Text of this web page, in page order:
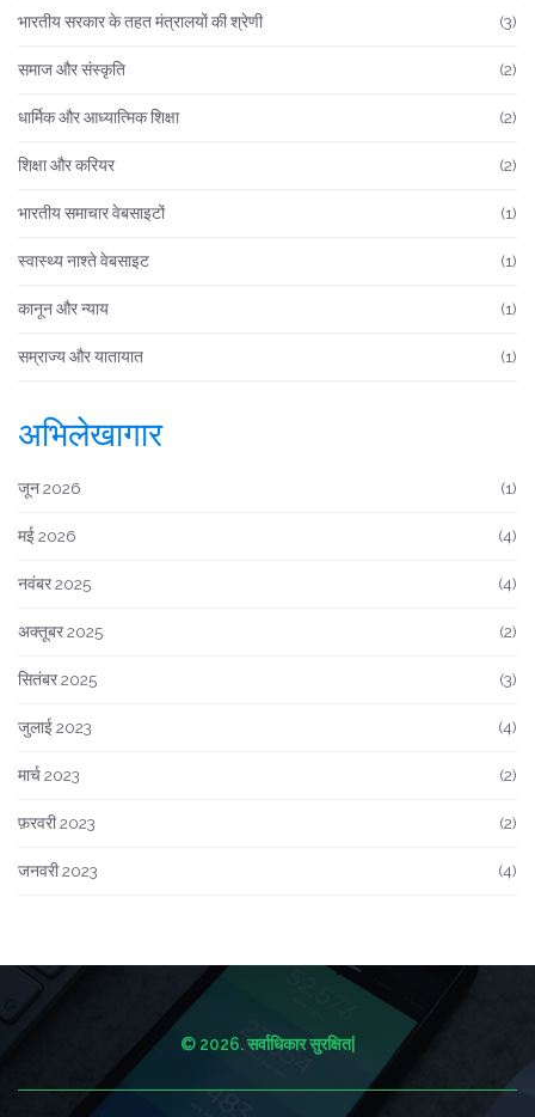
भारतीय सरकार के तहत मंत्रालयों की श्रेणी (3)
समाज और संस्कृति (2)
धार्मिक और आध्यात्मिक शिक्षा (2)
शिक्षा और करियर (2)
भारतीय समाचार वेबसाइटों (1)
स्वास्थ्य नाश्ते वेबसाइट (1)
कानून और न्याय (1)
सम्राज्य और यातायात (1)
अभिलेखागार
जून 2026 (1)
मई 2026 (4)
नवंबर 2025 (4)
अक्तूबर 2025 (2)
सितंबर 2025 (3)
जुलाई 2023 (4)
मार्च 2023 (2)
फ़रवरी 2023 (2)
जनवरी 2023 (4)
© 2026. सर्वाधिकार सुरक्षित|